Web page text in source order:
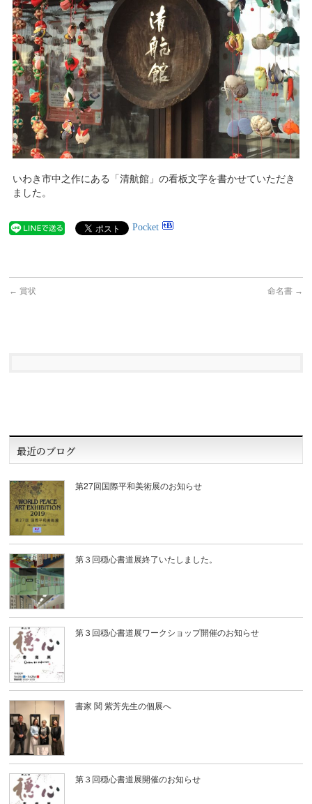
いわき市中之作にある「清航館」の看板文字を書かせていただき
ました。
Pocket
← 賞状 命名書 →
最近のブログ
第27回国際平和美術展のお知らせ
第３回穏心書道展終了いたしました。
第３回穏心書道展ワークショップ開催のお知らせ
書家 関 紫芳先生の個展へ
第３回穏心書道展開催のお知らせ